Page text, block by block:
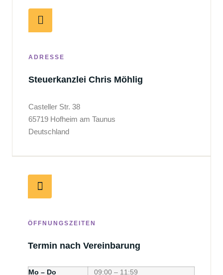
ADRESSE
Steuerkanzlei Chris Möhlig
Casteller Str. 38
65719 Hofheim am Taunus
Deutschland
ÖFFNUNGSZEITEN
Termin nach Vereinbarung
Mo – Do
09:00 – 11:59